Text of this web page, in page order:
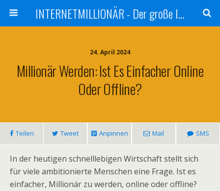
INTERNETMILLIONÄR - Der große Internetmarketer Vergleich
24. April 2024
Millionär Werden: Ist Es Einfacher Online
Oder Offline?
Teilen Tweet Anpinnen Mail SMS
In der heutigen schnelllebigen Wirtschaft stellt sich
für viele ambitionierte Menschen eine Frage. Ist es
einfacher, Millionär zu werden, online oder offline?